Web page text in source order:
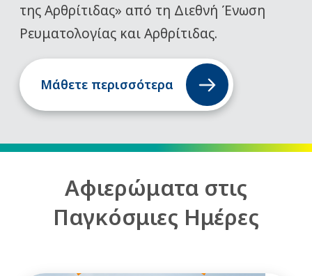
της Αρθρίτιδας» από τη Διεθνή Ένωση
Ρευματολογίας και Αρθρίτιδας.
Μάθετε περισσότερα
Αφιερώματα στις
Παγκόσμιες Ημέρες